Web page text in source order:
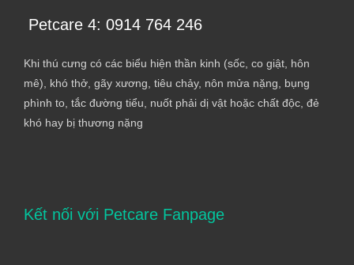
Petcare 4: 0914 764 246
Khi thú cưng có các biểu hiện thần kinh (sốc, co giật, hôn
mê), khó thở, gãy xương, tiêu chảy, nôn mửa nặng, bụng
phình to, tắc đường tiểu, nuốt phải dị vật hoặc chất độc, đẻ
khó hay bị thương nặng
Kết nối với Petcare Fanpage